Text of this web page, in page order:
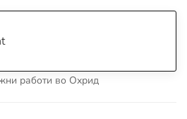
работи во Охрид